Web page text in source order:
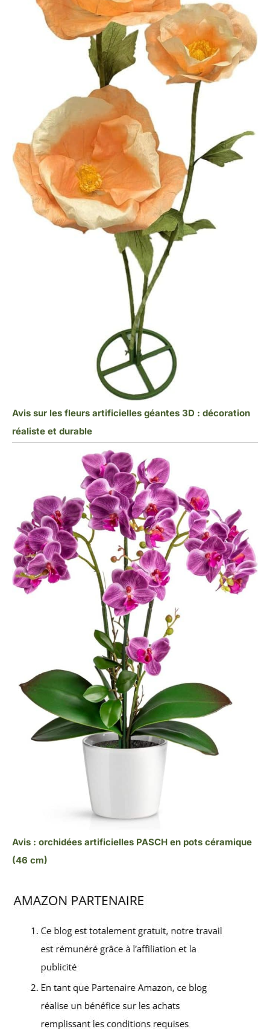
Avis sur les fleurs artificielles géantes 3D : décoration
réaliste et durable
Avis : orchidées artificielles PASCH en pots céramique
(46 cm)